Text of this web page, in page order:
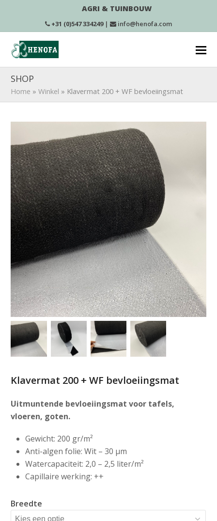
AGRI & TUINBOUW
+31 (0)547 334249| info@henofa.com
SHOP
Home »Winkel » Klavermat 200 + WF bevloeiingsmat
Klavermat 200 + WF bevloeiingsmat
Uitmuntende bevloeiingsmat voor tafels,
vloeren, goten.
Gewicht: 200 gr/m²
Anti-algen folie: Wit – 30 µm
Watercapaciteit: 2,0 – 2,5 liter/m²
Capillaire werking: ++
Breedte